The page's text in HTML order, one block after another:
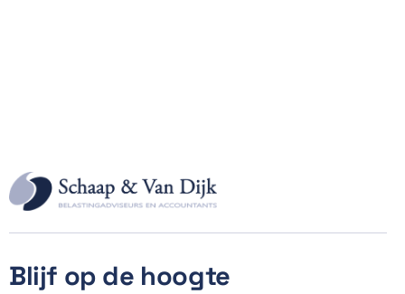
Blijf op de hoogte